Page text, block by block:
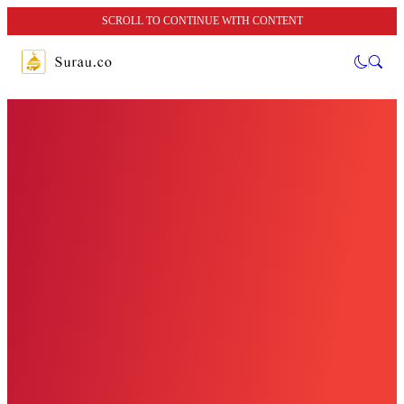
SCROLL TO CONTINUE WITH CONTENT